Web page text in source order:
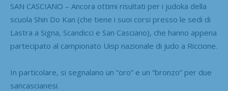
SAN CASCIANO – Ancora ottimi risultati per i judoka della
scuola Shin Do Kan (che tiene i suoi corsi presso le sedi di
Lastra a Signa, Scandicci e San Casciano), che hanno appena
partecipato al campionato Uisp nazionale di judo a Riccione.
In particolare, si segnalano un “oro” e un “bronzo” per due
sancascianesi.